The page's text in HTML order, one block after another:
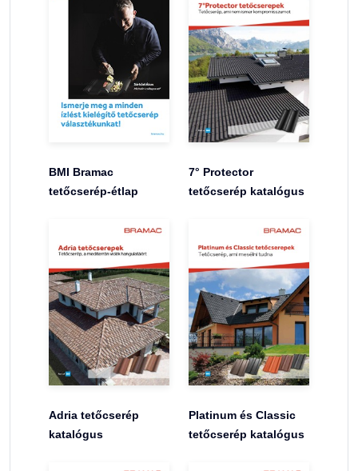
BMI Bramac
tetőcserép-étlap
7° Protector
tetőcserép katalógus
Adria tetőcserép
katalógus
Platinum és Classic
tetőcserép katalógus